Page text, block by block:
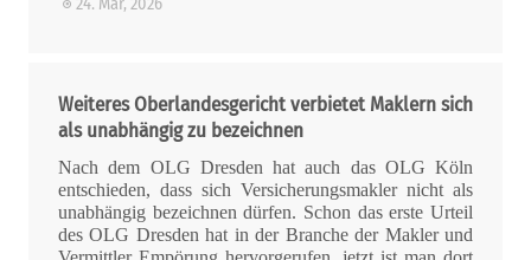
24. Mär, 2026
Weiteres Oberlandesgericht verbietet Maklern sich
als unabhängig zu bezeichnen
Nach dem OLG Dresden hat auch das OLG Köln
entschieden, dass sich Versicherungsmakler nicht als
unabhängig bezeichnen dürfen. Schon das erste Urteil
des OLG Dresden hat in der Branche der Makler und